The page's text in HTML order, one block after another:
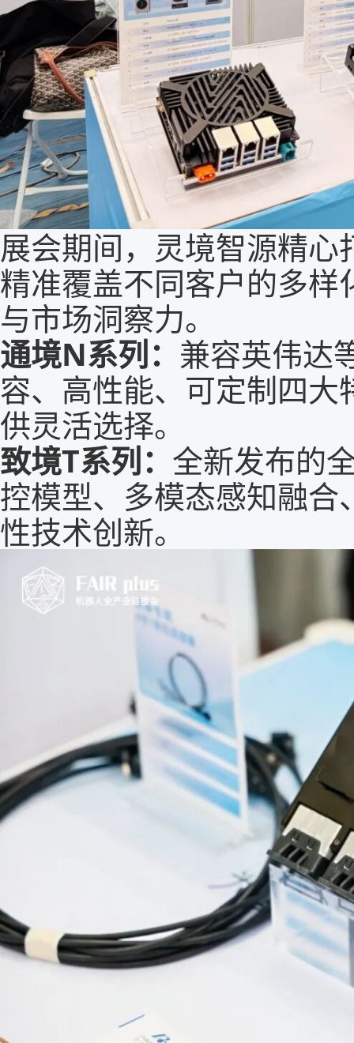
展会期间，灵境智源精
精准覆盖不同客户的多
与市场洞察力。
通境N系列： 兼容英伟达
容、高性能、可定制四
供灵活选择。
致境T系列： 全新发布的
控模型、多模态感知融
性技术创新。